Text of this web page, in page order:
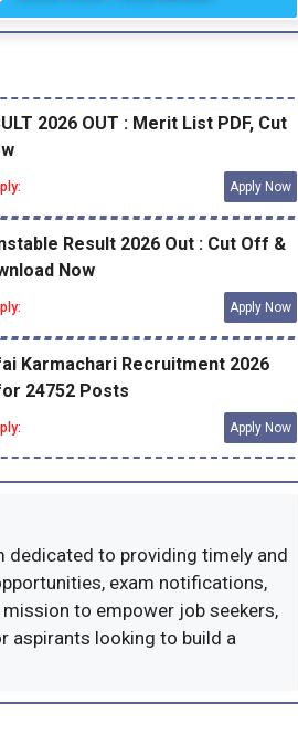
2026 OUT : Merit List PDF, Cut
Apply Now
Result 2026 Out : Cut Off &
Now
Apply Now
Karmachari Recruitment 2026
24752 Posts
Apply Now
dedicated to providing timely and
exam notifications,
to empower job seekers,
aspirants looking to build a